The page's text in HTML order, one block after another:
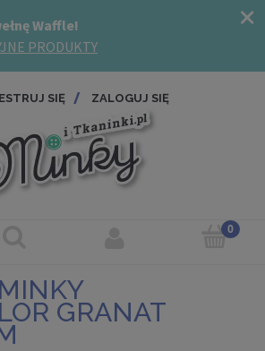
SIĘ ZALOGUJ SIĘ
GRANAT